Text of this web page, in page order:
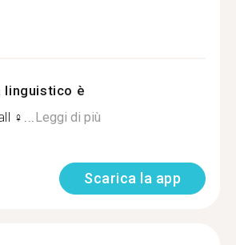
linguistico è
‍♀...Leggi di più
Scarica la app